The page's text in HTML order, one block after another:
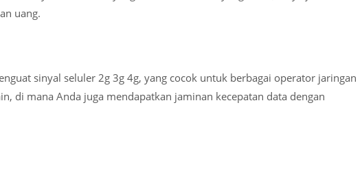
uang.
sinyal seluler 2g 3g 4g, yang cocok untuk berbagai operator jaringan
di mana Anda juga mendapatkan jaminan kecepatan data dengan